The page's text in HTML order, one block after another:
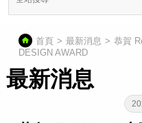
首頁 最新消息
恭賀
DESIGN AWARD
最新消息